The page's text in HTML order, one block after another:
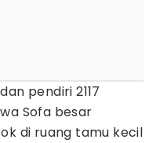
pendiri 2117
Sofa besar
di ruang tamu kecil